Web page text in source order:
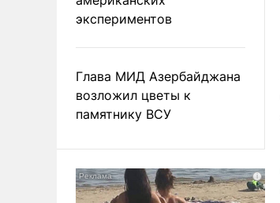
экспериментов
Глава МИД Азербайджана
возложил цветы к
памятнику ВСУ